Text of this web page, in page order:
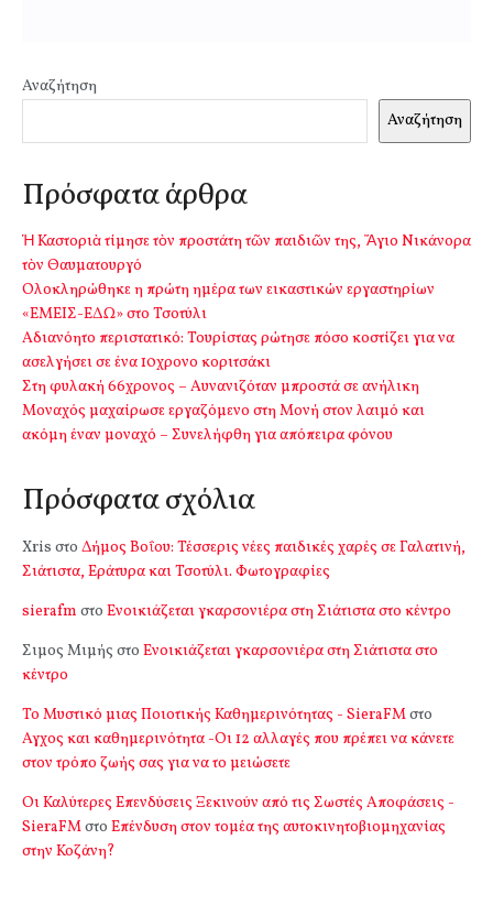
Αναζήτηση
Αναζήτηση
Πρόσφατα άρθρα
Ἡ Καστοριὰ τίμησε τὸν προστάτη τῶν παιδιῶν της, Ἅγιο Νικάνορα
τὸν Θαυματουργό
Ολοκληρώθηκε η πρώτη ημέρα των εικαστικών εργαστηρίων
«ΕΜΕΙΣ-ΕΔΩ» στο Τσοτύλι
Αδιανόητο περιστατικό: Τουρίστας ρώτησε πόσο κοστίζει για να
ασελγήσει σε ένα 10χρονο κοριτσάκι
Στη φυλακή 66χρονος – Αυνανιζόταν μπροστά σε ανήλικη
Μοναχός μαχαίρωσε εργαζόμενο στη Μονή στον λαιμό και
ακόμη έναν μοναχό – Συνελήφθη για απόπειρα φόνου
Πρόσφατα σχόλια
Xris στο Δήμος Βοΐου: Τέσσερις νέες παιδικές χαρές σε Γαλατινή,
Σιάτιστα, Εράτυρα και Τσοτύλι. Φωτογραφίες
sierafm στο Ενοικιάζεται γκαρσονιέρα στη Σιάτιστα στο κέντρο
Σιμος Μιμής στο Ενοικιάζεται γκαρσονιέρα στη Σιάτιστα στο
κέντρο
Το Μυστικό μιας Ποιοτικής Καθημερινότητας - SieraFMστο
Αγχος και καθημερινότητα -Οι 12 αλλαγές που πρέπει να κάνετε
στον τρόπο ζωής σας για να το μειώσετε
Οι Καλύτερες Επενδύσεις Ξεκινούν από τις Σωστές Αποφάσεις -
SieraFMστο Επένδυση στον τομέα της αυτοκινητοβιομηχανίας
στην Κοζάνη?